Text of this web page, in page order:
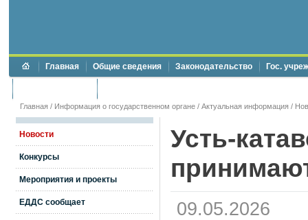
Главная Общие сведения Законодательство Гос.
Главная / Информация о государственном органе / Актуальная информация /
Новости
Конкурсы
Мероприятия и проекты
ЕДДС сообщает
Усть-
09.05.2026